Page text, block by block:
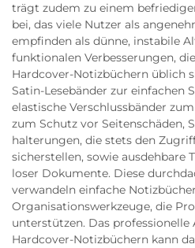
trägt zudem zu einem
bei, das viele Nutzer als
empfinden als dünne, instabile
funktionalen Verbesserungen,
Hardcover-Notizbüchern üblich
Satin-Lesebänder zur einfachen
elastische Verschlussbänder
zum Schutz vor Seitenschäden,
halterungen, die stets den
sicherstellen, sowie ausdehbare
loser Dokumente. Diese
verwandeln einfache
Organisationswerkzeuge, die
unterstützen. Das professionelle
Hardcover-Notizbüchern kann